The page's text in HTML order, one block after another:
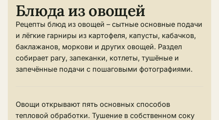
Блюда из овощей
Рецепты блюд из овощей – сытные основные подачи
и лёгкие гарниры из картофеля, капусты, кабачков,
баклажанов, моркови и других овощей. Раздел
собирает рагу, запеканки, котлеты, тушёные и
запечённые подачи с пошаговыми фотографиями.
Овощи открывают пять основных способов
тепловой обработки. Тушение в собственном соку